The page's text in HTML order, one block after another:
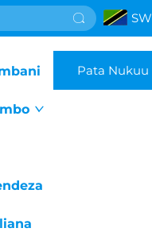
SW
Pata Nukuu